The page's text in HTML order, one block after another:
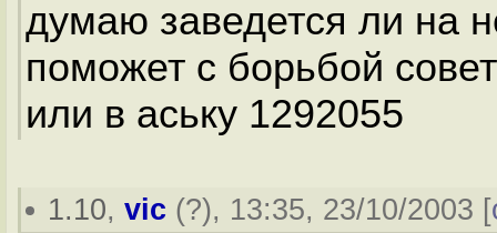
думаю заведется ли на
поможет с борьбой
или в аську 1292055
1.10,vic (?), 13:35, 23/10/2003 [